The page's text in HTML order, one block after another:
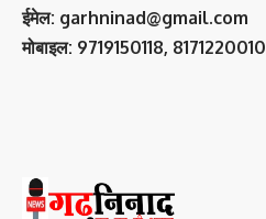
ईमेल: garhninad@gmail.com
मोबाइल: 9719150118, 8171220010